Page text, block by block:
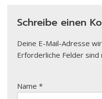
Schreibe einen
Deine E-Mail-Adresse
Erforderliche Felder sind
Name *